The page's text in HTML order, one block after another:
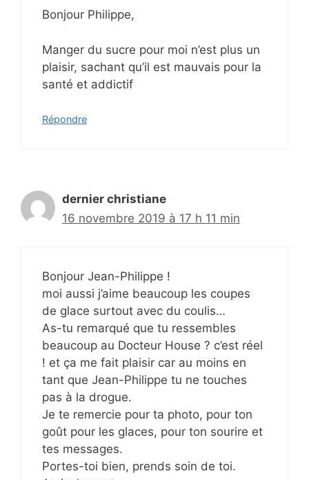
Bonjour Philippe,
Manger du sucre pour moi n’est plus un
plaisir, sachant qu’il est mauvais pour la
santé et addictif
Répondre
dernier christiane
16 novembre 2019 à 17 h 11 min
Bonjour Jean-Philippe !
moi aussi j’aime beaucoup les coupes
de glace surtout avec du coulis…
As-tu remarqué que tu ressembles
beaucoup au Docteur House ? c’est réel
! et ça me fait plaisir car au moins en
tant que Jean-Philippe tu ne touches
pas à la drogue.
Je te remercie pour ta photo, pour ton
goût pour les glaces, pour ton sourire et
tes messages.
Portes-toi bien, prends soin de toi.